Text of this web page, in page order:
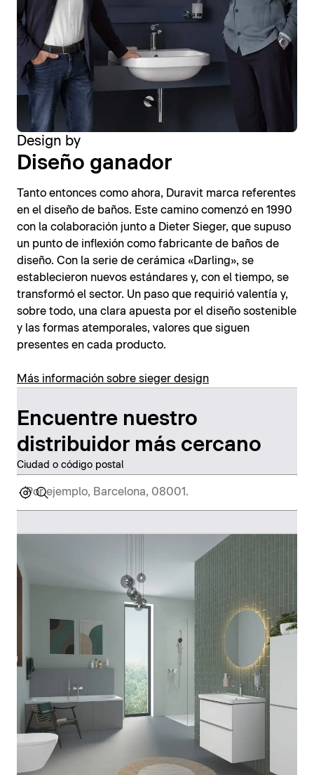
Design by
Diseño ganador
Tanto entonces como ahora, Duravit marca referentes
en el diseño de baños. Este camino comenzó en 1990
con la colaboración junto a Dieter Sieger, que supuso
un punto de inflexión como fabricante de baños de
diseño. Con la serie de cerámica «Darling», se
establecieron nuevos estándares y, con el tiempo, se
transformó el sector. Un paso que requirió valentía y,
sobre todo, una clara apuesta por el diseño sostenible
y las formas atemporales, valores que siguen
presentes en cada producto.
Más información sobre sieger design
Encuentre nuestro
distribuidor más cercano
Ciudad o código postal